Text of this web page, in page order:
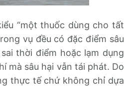
“một thuốc dùng cho tất
vụ đều có đặc điểm sâu
thời điểm hoặc lạm dụng
mà sâu hại vẫn tái phát. Do
thực tế chứ không chỉ dựa